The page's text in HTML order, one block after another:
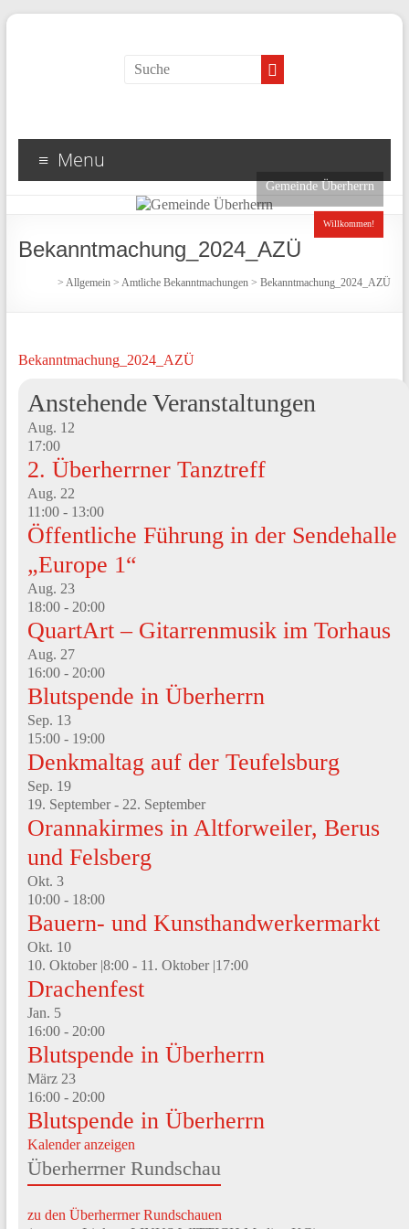
Menu
Gemeinde Überherrn
Willkommen!
Bekanntmachung_2024_AZÜ
>Allgemein >Amtliche Bekanntmachungen >Bekanntmachung_2024_AZÜ
Bekanntmachung_2024_AZÜ
Anstehende Veranstaltungen
Aug. 12
17:00
2. Überherrner Tanztreff
Aug. 22
11:00- 13:00
Öffentliche Führung in der Sendehalle
„Europe 1“
Aug. 23
18:00- 20:00
QuartArt – Gitarrenmusik im Torhaus
Aug. 27
16:00- 20:00
Blutspende in Überherrn
Sep. 13
15:00- 19:00
Denkmaltag auf der Teufelsburg
Sep. 19
19. September- 22. September
Orannakirmes in Altforweiler, Berus
und Felsberg
Okt. 3
10:00- 18:00
Bauern- und Kunsthandwerkermarkt
Okt. 10
10. Oktober |8:00- 11. Oktober |17:00
Drachenfest
Jan. 5
16:00- 20:00
Blutspende in Überherrn
März 23
16:00- 20:00
Blutspende in Überherrn
Kalender anzeigen
Überherrner Rundschau
zu den Überherrner Rundschauen